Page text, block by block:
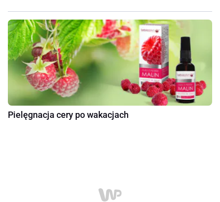
Pielęgnacja cery po wakacjach